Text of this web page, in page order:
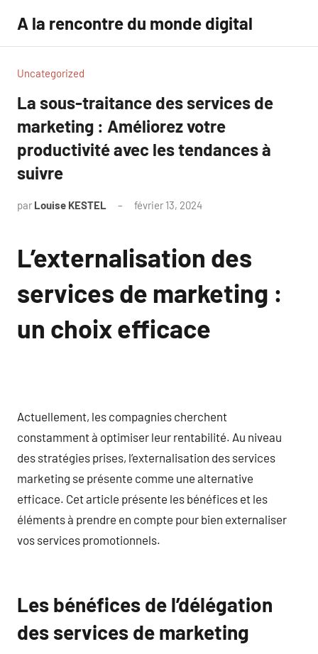
contenu
A la rencontre du monde digital
Uncategorized
La sous-traitance des services de
marketing : Améliorez votre
productivité avec les tendances à
suivre
par Louise KESTEL février 13, 2024
L’externalisation des
services de marketing :
un choix efficace
Actuellement, les compagnies cherchent
constamment à optimiser leur rentabilité. Au niveau
des stratégies prises, l’externalisation des services
marketing se présente comme une alternative
efficace. Cet article présente les bénéfices et les
éléments à prendre en compte pour bien externaliser
vos services promotionnels.
Les bénéfices de l’délégation
des services de marketing